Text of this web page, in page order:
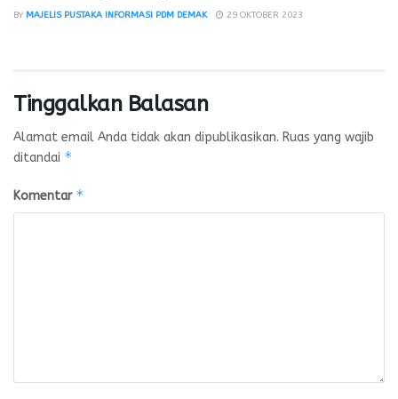
BY MAJELIS PUSTAKA INFORMASI PDM DEMAK 29 OKTOBER 2023
Tinggalkan Balasan
Alamat email Anda tidak akan dipublikasikan. Ruas yang wajib
ditandai *
Komentar *